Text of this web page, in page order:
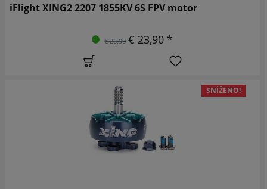
iFlight XING2 2207 1855KV 6S FPV motor
€ 26,90 € 23,90 *
SNÍŽENO!